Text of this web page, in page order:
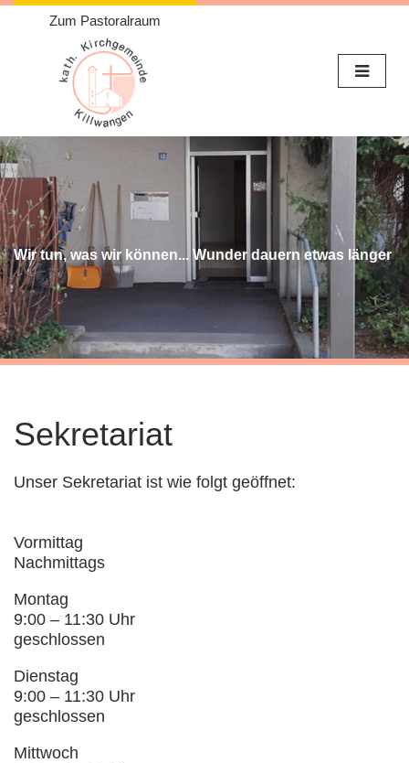
Weiter
zum
Inhalt
Zum Pastoralraum
Wir tun, was wir können... Wunder dauern etwas länger
Sekretariat
Unser Sekretariat ist wie folgt geöffnet:
Vormittag
Nachmittags
Montag
9:00 – 11:30 Uhr
geschlossen
Dienstag
9:00 – 11:30 Uhr
geschlossen
Mittwoch